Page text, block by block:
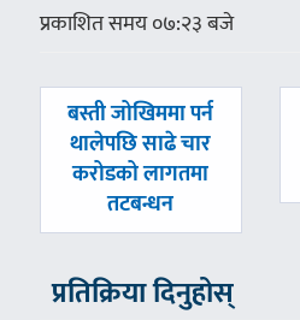
प्रकाशित समय ०७:२३ बजे
पछिल्लाे
-
बस्ती जोखिममा पर्न
थालेपछि साढे चार
करोडको लागतमा
तटबन्धन
प्रतिक्रिया दिनुहोस्